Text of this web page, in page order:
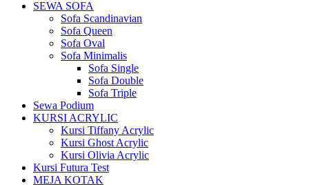
SEWA SOFA
Sofa Scandinavian
Sofa Queen
Sofa Oval
Sofa Minimalis
Sofa Single
Sofa Double
Sofa Triple
Sewa Podium
KURSI ACRYLIC
Kursi Tiffany Acrylic
Kursi Ghost Acrylic
Kursi Olivia Acrylic
Kursi Futura Test
MEJA KOTAK